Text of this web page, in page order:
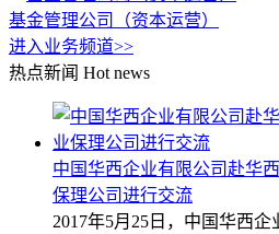
基金管理公司（资本运营）
进入业务频道>>
热点新闻 Hot news
中国华西企业有限公司赴华
保理公司进行交流
2017年5月25日，中国华西